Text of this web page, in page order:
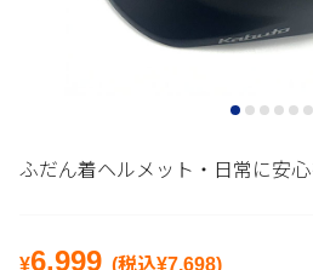
ふだん着ヘルメット・日常に安心
¥6,999 (税込¥7,698)